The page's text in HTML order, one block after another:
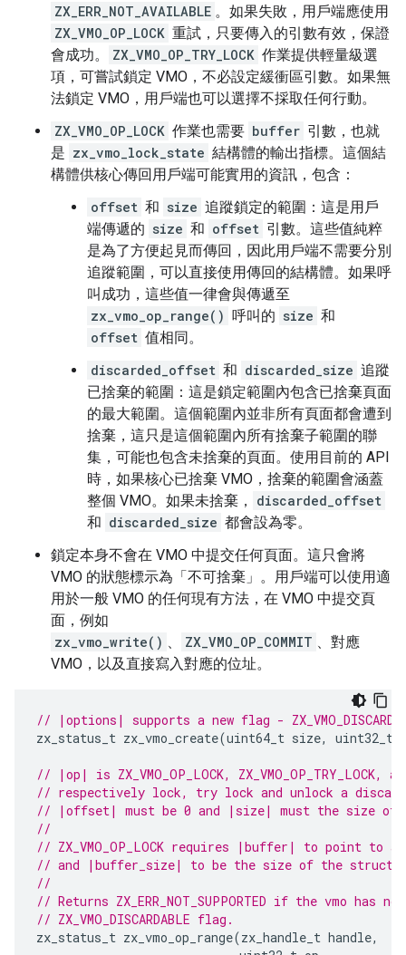
ZX_ERR_NOT_AVAILABLE 。如果失敗，用戶端應使用
ZX_VMO_OP_LOCK 重試，只要傳入的引數有效，保證
會成功。
ZX_VMO_OP_TRY_LOCK 作業提供輕量級選
項，可嘗試鎖定 VMO，不必設定緩衝區引數。如果無
法鎖定 VMO，用戶端也可以選擇不採取任何行動。
ZX_VMO_OP_LOCK 作業也需要 buffer 引數，也就
是 zx_vmo_lock_state 結構體的輸出指標。這個結
構體供核心傳回用戶端可能實用的資訊，包含：
offset 和 size 追蹤鎖定的範圍：這是用戶
端傳遞的 size 和 offset 引數。這些值純粹
是為了方便起見而傳回，因此用戶端不需要分別
追蹤範圍，可以直接使用傳回的結構體。如果呼
叫成功，這些值一律會與傳遞至
zx_vmo_op_range() 呼叫的 size 和
offset 值相同。
discarded_offset 和 discarded_size 追蹤
已捨棄的範圍：這是鎖定範圍內包含已捨棄頁面
的最大範圍。這個範圍內並非所有頁面都會遭到
捨棄，這只是這個範圍內所有捨棄子範圍的聯
集，可能也包含未捨棄的頁面。使用目前的 API
時，如果核心已捨棄 VMO，捨棄的範圍會涵蓋
整個 VMO。如果未捨棄，
discarded_offset
和 discarded_size 都會設為零。
鎖定本身不會在 VMO 中提交任何頁面。這只會將
VMO 的狀態標示為「不可捨棄」。用戶端可以使用適
用於一般 VMO 的任何現有方法，在 VMO 中提交頁
面，例如
zx_vmo_write() 、 ZX_VMO_OP_COMMIT 、對應
VMO，以及直接寫入對應的位址。
// |options| supports a new flag -
zx_status_t zx_vmo_create(uint64_t size, uint32_t
// |op| is ZX_VMO_OP_LOCK, ZX_VMO_OP_TRY_LOCK,
// respectively lock, try lock and unlock a
// |offset| must be 0 and |size| must the size of
//
// ZX_VMO_OP_LOCK requires |buffer| to point to
// and |buffer_size| to be the size of the struct.
//
// Returns ZX_ERR_NOT_SUPPORTED if the vmo has
// ZX_VMO_DISCARDABLE flag.
zx_status_t zx_vmo_op_range(zx_handle_t handle,